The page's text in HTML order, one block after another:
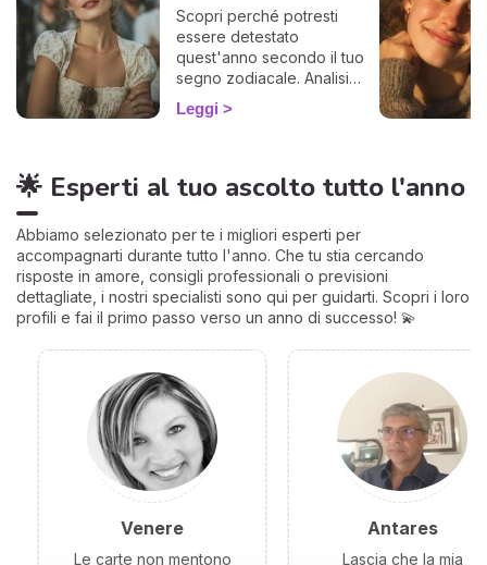
Scopri perché potresti
essere detestato
quest'anno secondo il tuo
segno zodiacale. Analisi
astrologica divertente e
profonda per riconoscersi.
Leggi
🌟 Esperti al tuo ascolto tutto l'anno
Abbiamo selezionato per te i migliori esperti per
accompagnarti durante tutto l'anno. Che tu stia cercando
risposte in amore, consigli professionali o previsioni
dettagliate, i nostri specialisti sono qui per guidarti. Scopri i loro
profili e fai il primo passo verso un anno di successo! 💫
Venere
Le carte non mentono
Antares
Lascia che la mia